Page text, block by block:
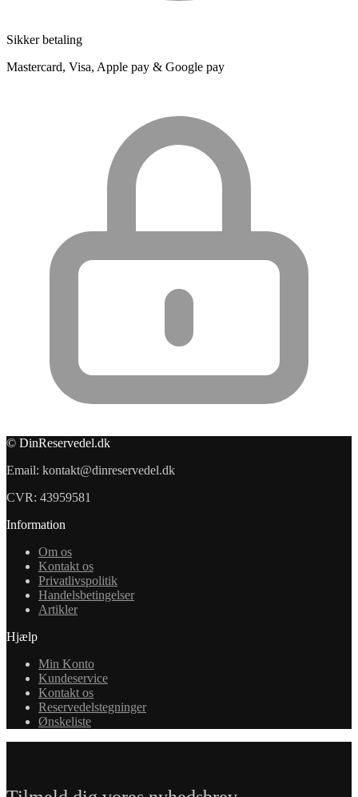
Sikker betaling
Mastercard, Visa, Apple pay & Google pay
© DinReservedel.dk
Email: kontakt@dinreservedel.dk
CVR: 43959581
Information
Om os
Kontakt os
Privatlivspolitik
Handelsbetingelser
Artikler
Hjælp
Min Konto
Kundeservice
Kontakt os
Reservedelstegninger
Ønskeliste